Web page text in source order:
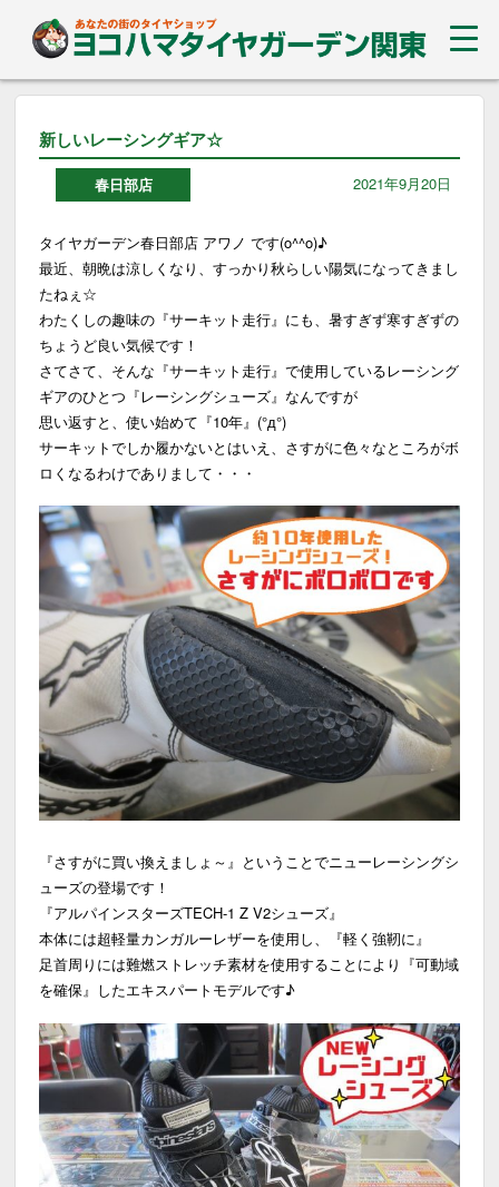
新しいレーシングギア☆
春日部店 2021年9月20日
タイヤガーデン春日部店 アワノ です(o^^o)♪
最近、朝晩は涼しくなり、すっかり秋らしい陽気になってきまし
たねぇ☆
わたくしの趣味の『サーキット走行』にも、暑すぎず寒すぎずの
ちょうど良い気候です！
さてさて、そんな『サーキット走行』で使用しているレーシング
ギアのひとつ『レーシングシューズ』なんですが
思い返すと、使い始めて『10年』(°д°)
サーキットでしか履かないとはいえ、さすがに色々なところがボ
ロくなるわけでありまして・・・
『さすがに買い換えましょ～』ということでニューレーシングシ
ューズの登場です！
『アルパインスターズTECH-1 Z V2シューズ』
本体には超軽量カンガルーレザーを使用し、『軽く強靭に』
足首周りには難燃ストレッチ素材を使用することにより『可動域
を確保』したエキスパートモデルです♪